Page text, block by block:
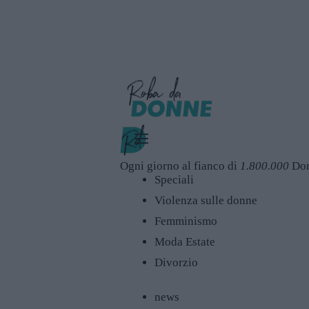
Ogni giorno al fianco di 1.800.000
Speciali
Violenza sulle donne
Femminismo
Moda Estate
Divorzio
news